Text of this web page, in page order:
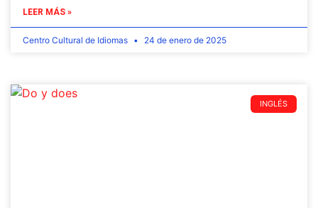
LEER MÁS »
Centro Cultural de Idiomas 24 de enero de 2025
INGLÉS